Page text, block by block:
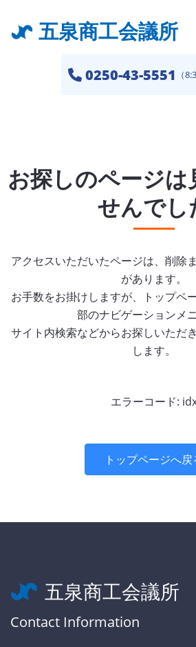
五泉商工会議所
0250-43-5551 （
お探しのページは
せんでし
アクセスいただいたページは、削除
があります。
お手数をお掛けしますが、トップペ
部のナビゲーションメニ
サイト内検索などからお探しいただ
します。
エラーコード:
トップページへ戻
五泉商工会議所
Contact Information